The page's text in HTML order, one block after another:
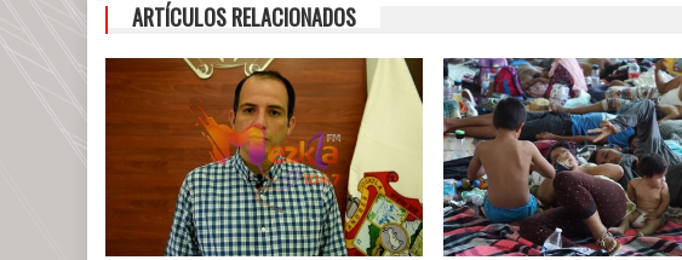
Conferencia
Mundial
ARTÍCULOS RELACIONADOS